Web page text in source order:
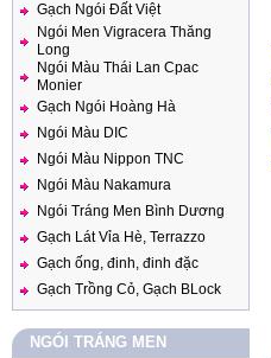
Gạch Ngói Đất Việt
Ngói Men Vigracera Thăng
Long
Ngói Màu Thái Lan Cpac
Monier
Gạch Ngói Hoàng Hà
Ngói Màu DIC
Ngói Màu Nippon TNC
Ngói Màu Nakamura
Ngói Tráng Men Bình Dương
Gạch Lát Vỉa Hè, Terrazzo
Gạch ống, đinh, đinh đặc
Gạch Trồng Cỏ, Gạch BLock
NGÓI TRÁNG MEN